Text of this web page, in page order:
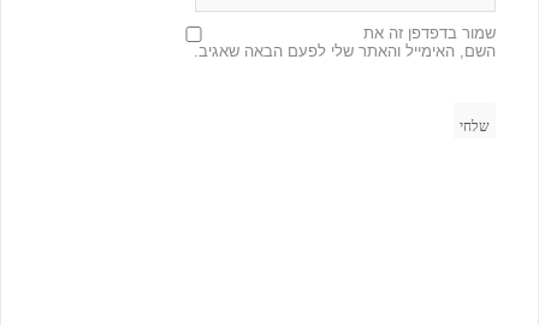
שמור בדפדפן זה את
השם, האימייל והאתר שלי לפעם הבאה שאגיב.